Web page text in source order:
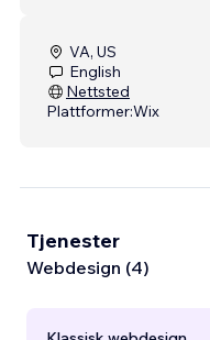
VA, US
English
Nettsted
Plattformer:Wix
Tjenester
Webdesign (4)